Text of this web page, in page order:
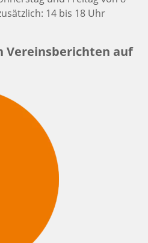
14 bis 18 Uhr
Vereinsberichten auf